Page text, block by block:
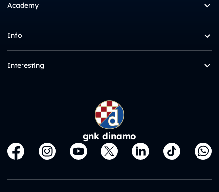
Academy
Info
Interesting
gnk dinamo